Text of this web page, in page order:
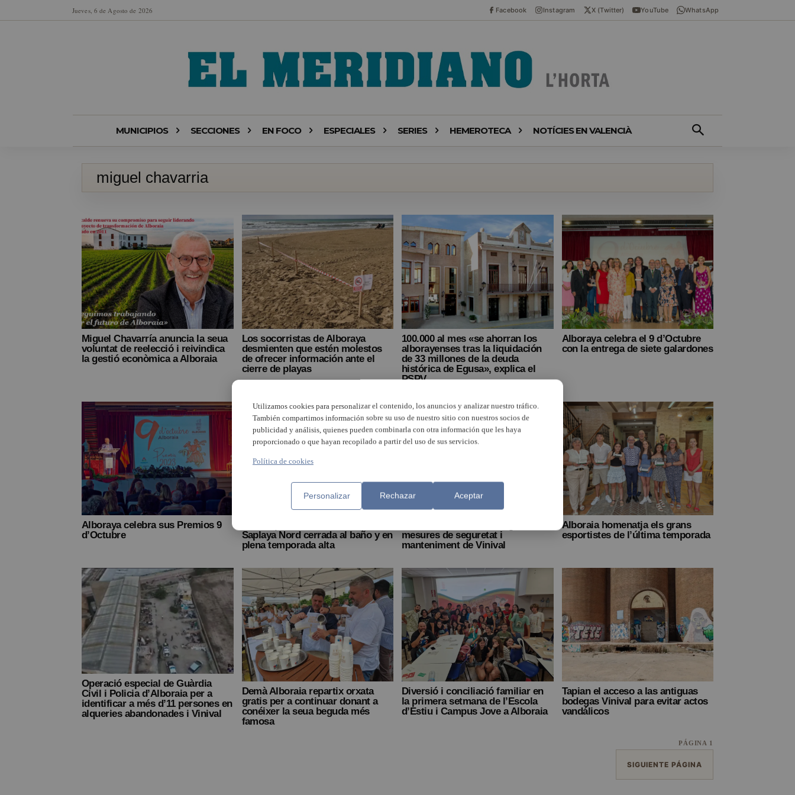
Jueves, 6 de Agosto de 2026 Facebook Instagram X (Twitter) YouTube WhatsApp
MUNICIPIOS SECCIONES EN FOCO ESPECIALES SERIES HEMEROTECA NOTÍCIES EN VALENCIÀ
miguel chavarria
Miguel Chavarría anuncia la seua
voluntat de reelecció i reivindica
la gestió econòmica a Alboraia
Los socorristas de Alboraya
desmienten que estén molestos
de ofrecer información ante el
cierre de playas
100.000 al mes «se ahorran los
alborayenses tras la liquidación
de 33 millones de la deuda
histórica de Egusa», explica el
PSPV
Alboraya celebra el 9 d’Octubre
con la entrega de siete galardones
Alboraya celebra sus Premios 9
d’Octubre
Saplaya Nord cerrada al baño y en
plena temporada alta
mesures de seguretat i
manteniment de Vinival
Alboraia homenatja els grans
esportistes de l’última temporada
Operació especial de Guàrdia
Civil i Policia d’Alboraia per a
identificar a més d’11 persones en
alqueries abandonades i Vinival
Demà Alboraia repartix orxata
gratis per a continuar donant a
conéixer la seua beguda més
famosa
Diversió i conciliació familiar en
la primera setmana de l’Escola
d’Estiu i Campus Jove a Alboraia
Tapian el acceso a las antiguas
bodegas Vinival para evitar actos
vandálicos
PÁGINA 1
SIGUIENTE PÁGINA
Utilizamos cookies para personalizar el contenido, los anuncios y analizar nuestro tráfico.
También compartimos información sobre su uso de nuestro sitio con nuestros socios de
publicidad y análisis, quienes pueden combinarla con otra información que les haya
proporcionado o que hayan recopilado a partir del uso de sus servicios.
Política de cookies
Personalizar Rechazar Aceptar